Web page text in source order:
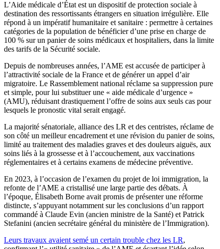
L’Aide médicale d’État est un dispositif de protection sociale à
destination des ressortissants étrangers en situation irrégulière. Elle
répond à un impératif humanitaire et sanitaire : permettre à certaines
catégories de la population de bénéficier d’une prise en charge de
100 % sur un panier de soins médicaux et hospitaliers, dans la limite
des tarifs de la Sécurité sociale.
Depuis de nombreuses années, l’AME est accusée de participer à
l’attractivité sociale de la France et de générer un appel d’air
migratoire. Le Rassemblement national réclame sa suppression pure
et simple, pour lui substituer une « aide médicale d’urgence »
(AMU), réduisant drastiquement l’offre de soins aux seuls cas pour
lesquels le pronostic vital serait engagé.
La majorité sénatoriale, alliance des LR et des centristes, réclame de
son côté un meilleur encadrement et une révision du panier de soins,
limité au traitement des maladies graves et des douleurs aiguës, aux
soins liés à la grossesse et à l’accouchement, aux vaccinations
réglementaires et à certains examens de médecine préventive.
En 2023, à l’occasion de l’examen du projet de loi immigration, la
refonte de l’AME a cristallisé une large partie des débats. À
l’époque, Élisabeth Borne avait promis de présenter une réforme
distincte, s’appuyant notamment sur les conclusions d’un rapport
commandé à Claude Evin (ancien ministre de la Santé) et Patrick
Stefanini (ancien secrétaire général du ministère de l’Immigration).
Leurs travaux avaient semé un certain trouble chez les LR,